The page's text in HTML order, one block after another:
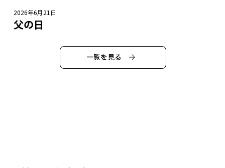
2026年6月21日
父の日
一覧を見る